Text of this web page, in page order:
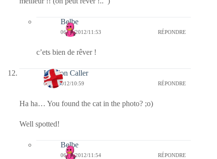
Belbe
06/09/2012/11:53 RÉPONDRE
c’ets bien de rêver !
London Caller
06/09/2012/10:59 RÉPONDRE
Ha ha… You found the cat in the photo? ;o)
Well spotted!
Belbe
06/09/2012/11:54 RÉPONDRE